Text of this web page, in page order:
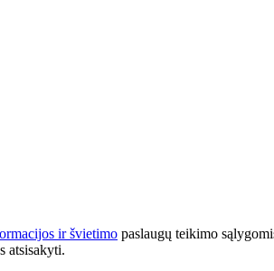
ir švietimo paslaugų teikimo
atsisakyti.